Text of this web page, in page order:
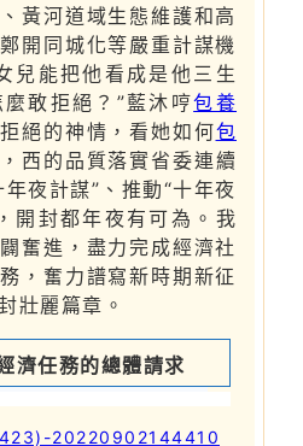
黃河道域生態維護和高
開同城化等嚴重計謀機
兒能把他看成是他三生
敢拒絕？”藍沐哼包養
絕的神情，看她如何包
西的品質落實省委連續
年夜計謀”、推動“十年夜
開封都年夜有可為。我
奮進，盡力完成經濟社
，奮力譜寫新時期新征
壯麗篇章。
濟任務的總體請求